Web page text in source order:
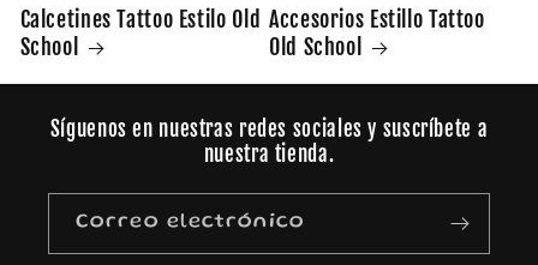
Calcetines Tattoo Estilo Old
School
Accesorios Estillo Tattoo
Old School
Síguenos en nuestras redes sociales y suscríbete a
nuestra tienda.
Correo electrónico